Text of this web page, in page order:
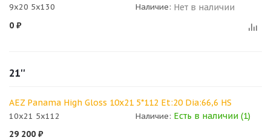
9x20 5x130 Наличие: Нет в наличии
0 ₽
21''
AEZ Panama High Gloss 10x21 5*112 Et:20 Dia:66,6 HS
10x21 5x112 Наличие: Есть в наличии (1)
29 200 ₽